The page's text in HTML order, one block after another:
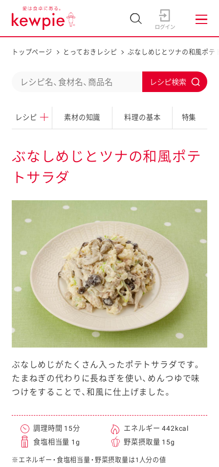
トップページ とっておきレシピ ぶなしめじとツナの和風ポテ
レシピ 素材の知識 料理の基本 特集
d
c
h
b
i
t
ぶなしめじとツナの和風ポテ
トサラダ
ぶなしめじがたくさん入ったポテトサラダです。
たまねぎの代わりに長ねぎを使い、めんつゆで味
つけをすることで、和風に仕上げました。
調理時間 15分
エネルギー 442kcal
食塩相当量 1g
野菜摂取量 15g
※エネルギー・食塩相当量・野菜摂取量は1人分の値